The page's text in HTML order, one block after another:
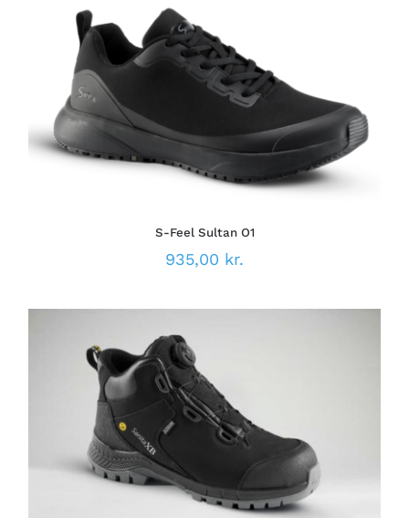
VÆLG MULIGHEDER DETTE
VARE
FLERE
VARIANTER.
MULIGHEDERNE
KAN
/
DETALJER
S-Feel Sultan O1
935,00 kr.
VÆLG MULIGHEDER
VARE
FLERE
VARIANTER.
MULIGHEDERNE
DETALJER